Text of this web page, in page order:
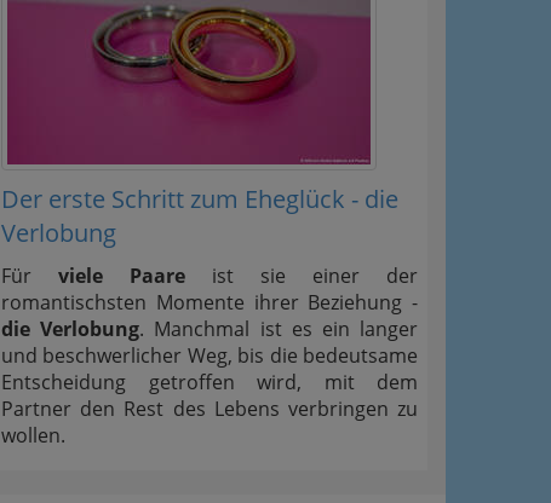
Der erste Schritt zum Eheglück - die
Verlobung
Für viele Paare ist sie einer der
romantischsten Momente ihrer Beziehung -
die Verlobung. Manchmal ist es ein langer
und beschwerlicher Weg, bis die bedeutsame
Entscheidung getroffen wird, mit dem
Partner den Rest des Lebens verbringen zu
wollen.